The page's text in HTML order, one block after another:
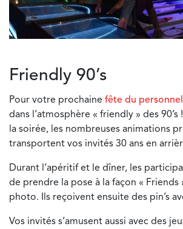
Friendly 90’s
Pour votre prochaine fête du personnel
dans l’atmosphère « friendly » des
la soirée, les nombreuses animations
transportent vos invités 30 ans en
Durant l’apéritif et le dîner, les
de prendre la pose à la façon « Friends
photo. Ils reçoivent ensuite des pin’s
Vos invités s’amusent aussi avec des